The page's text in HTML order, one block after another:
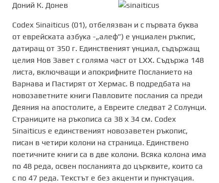
Доний К. Донев
Codex Sinaiticus (01), отбелязван и с първата буква
от еврейската азбука -„алеф”) е унциален ръкпис,
датиращ от 350 г. Единственият унциал, съдържащ
целия Нов Завет с голяма част от LXX. Съдържа 148
листа, включващи и апокрифните Посланието на
Варнава и Пастирят от Хермас. В подредбата на
новозаветните книги Павловите послания са преди
Деяния на апостолите, а Евреите следват 2 Солунци.
Страниците на ръкописа са 38 х 34 см. Codex
Sinaiticus е единственият новозаветен ръкопис,
писан в четири колони на страница. Единствено
поетичните книги са в две колони. Всяка колона има
по 48 реда, освен посланията до църквите, които са
с по 47 реда. Текстът е без акценти и пунктуация.